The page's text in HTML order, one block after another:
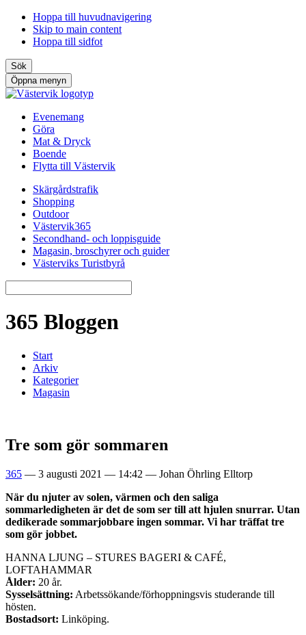
Hoppa till huvudnavigering
Skip to main content
Hoppa till sidfot
Sök
Öppna menyn
Evenemang
Göra
Mat & Dryck
Boende
Flytta till Västervik
Skärgårdstrafik
Shopping
Outdoor
Västervik365
Secondhand- och loppisguide
Magasin, broschyrer och guider
Västerviks Turistbyrå
365 Bloggen
Start
Arkiv
Kategorier
Magasin
Tre som gör sommaren
365 — 3 augusti 2021 — 14:42 — Johan Öhrling Elltorp
När du njuter av solen, värmen och den saliga
sommarledigheten är det de som ser till att hjulen snurrar. Utan
dedikerade sommarjobbare ingen sommar. Vi har träffat tre
som gör jobbet.
HANNA LJUNG – STURES BAGERI & CAFÉ,
LOFTAHAMMAR
Ålder: 20 år.
Sysselsättning: Arbetssökande/förhoppningsvis studerande till
hösten.
Bostadsort: Linköping.